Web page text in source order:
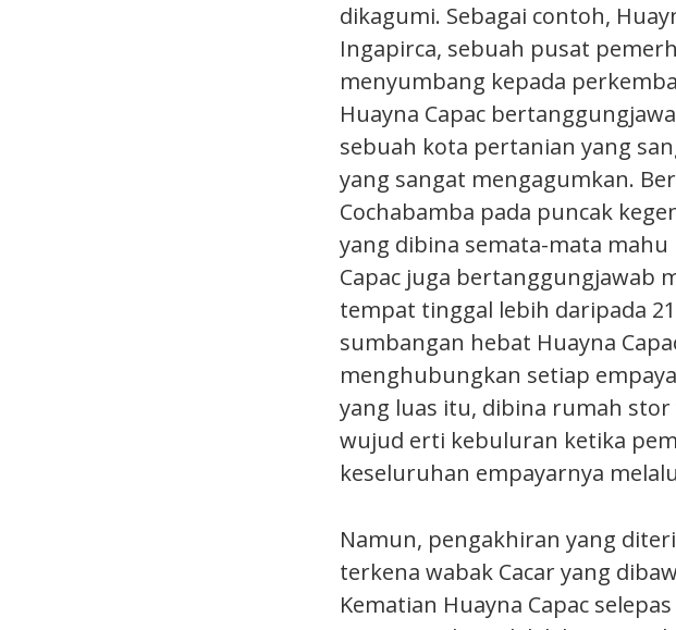
dikagumi. Sebagai contoh,
Ingapirca, sebuah pusat
menyumbang kepada
Huayna Capac
sebuah kota pertanian yang
yang sangat mengagumkan.
Cochabamba pada puncak
yang dibina semata-mata
Capac juga bertanggungjawab
tempat tinggal lebih daripada
sumbangan hebat Huayna
menghubungkan setiap
yang luas itu, dibina rumah
wujud erti kebuluran ketika
keseluruhan empayarnya
Namun, pengakhiran yang
terkena wabak Cacar yang
Kematian Huayna Capac